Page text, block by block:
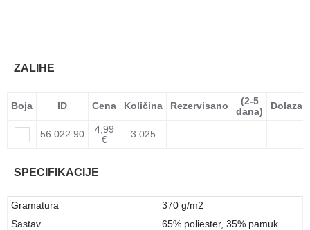
ZALIHE
Boja ID Cena Količina Rezervisano
(2-5
dana)
Dolazak
56.022.90
4,99
€
3.025
SPECIFIKACIJE
Gramatura
370 g/m2
Sastav
65% poliester, 35% pamuk